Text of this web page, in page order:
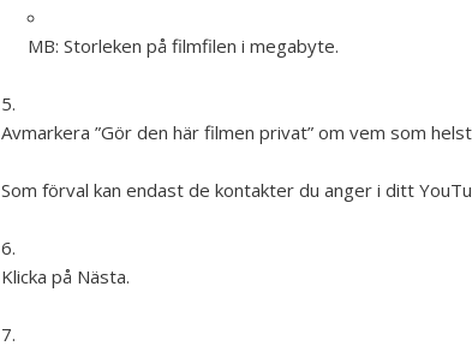
MB: Storleken på filmfilen i megabyte.
Avmarkera ”Gör den här filmen privat” om vem som
Som förval kan endast de kontakter du anger i ditt
Klicka på Nästa.